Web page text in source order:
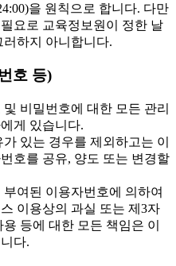
을 원칙으로 합니다. 다만
요로 교육정보원이 정한 날
러하지 아니합니다.
호 등)
비밀번호에 대한 모든 관리
게 있습니다.
있는 경우를 제외하고는 이
호를 공유, 양도 또는 변경할
여된 이용자번호에 의하여
이용상의 과실 또는 제3자
등에 대한 모든 책임은 이
다.